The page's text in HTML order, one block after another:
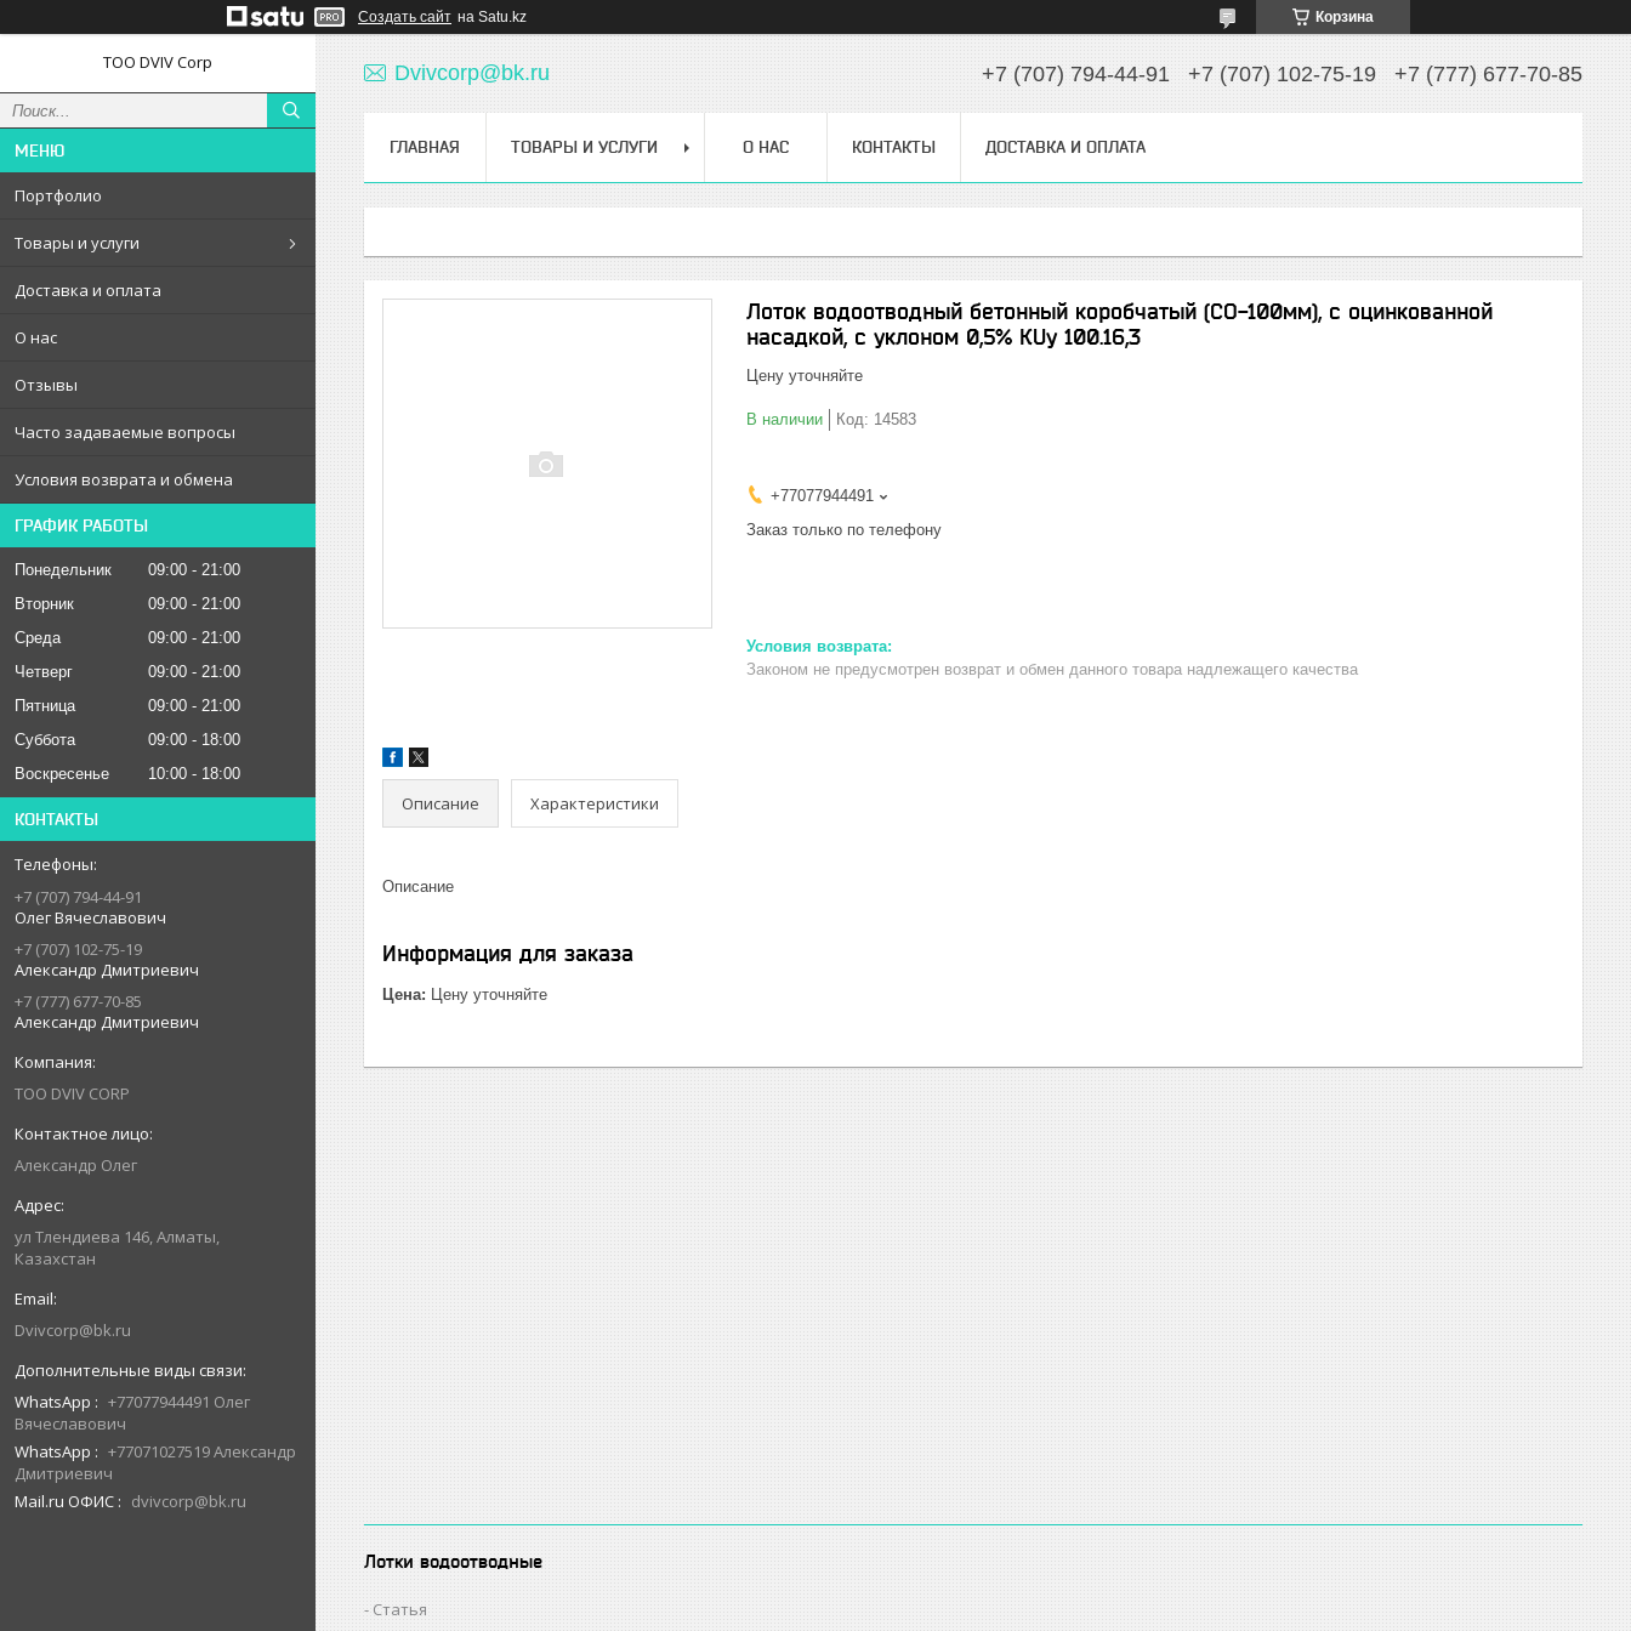
Создать сайт на Satu.kz Корзина
ТОО DVIV Corp
Портфолио
Товары и услуги
Доставка и оплата
О нас
Отзывы
Часто задаваемые вопросы
Условия возврата и обмена
ГРАФИК РАБОТЫ
Понедельник 09:00
21:00
Вторник
09:00
21:00
Среда
09:00
21:00
Четверг
09:00
21:00
Пятница
09:00
21:00
Суббота
09:00
18:00
Воскресенье
10:00 18:00
КОНТАКТЫ
+7 (707) 794-44-91
Олег Вячеславович
+7 (707) 102-75-19
Александр Дмитриевич
+7 (777) 677-70-85
Александр Дмитриевич
ТОО DVIV CORP
Александр Олег
ул Тлендиева 146, Алматы,
Казахстан
Dvivcorp@bk.ru
WhatsApp
+77077944491 Олег
Вячеславович
WhatsApp
+77071027519 Александр
Дмитриевич
Mail.ru ОФИС
dvivcorp@bk.ru
Dvivcorp@bk.ru +7 (707) 794-44-91 +7 (707) 102-75-19 +7 (777) 677-70-85
ГЛАВНАЯ ТОВАРЫ И УСЛУГИ О НАС КОНТАКТЫ ДОСТАВКА И ОПЛАТА
Лоток водоотводный бетонный коробчатый (СО-100мм), с оцинкованной
насадкой, с уклоном 0,5% КUу 100.16,3
Цену уточняйте
В наличии Код: 14583
+77077944491
Заказ только по телефону
Законом не предусмотрен возврат и обмен данного товара надлежащего качества
Описание Характеристики
Описание
Информация для заказа
Цена: Цену уточняйте
Лотки водоотводные
Статья